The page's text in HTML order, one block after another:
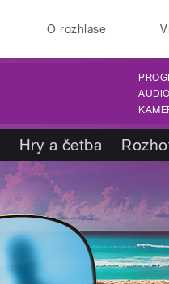
O rozhlase
Hry a četba